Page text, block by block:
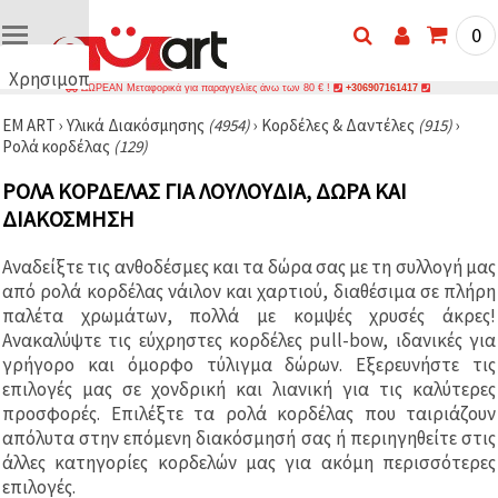
Χρησιμοποιούμε
🍪
Χρησιμοποιούμε
παρόμοιες
τεχνολογίες
για να
τη σωστή
λειτουργία
του
ιστότοπου,
βελτιώσουμε
την
εμπειρία
σας και, με
τη
συγκατάθεσή
σας, να
αναλύουμε
την
0
ΔΩΡΕΑΝ Μεταφορικά για παραγγελίες άνω των 80 € ! +306907161417
EM ART › Υλικά Διακόσμησης (4954)› Κορδέλες & Δαντέλες (915)›
Ρολά κορδέλας (129)
ΡΟΛΆ ΚΟΡΔΈΛΑΣ ΓΙΑ ΛΟΥΛΟΎΔΙΑ, ΔΏΡΑ ΚΑΙ
ΔΙΑΚΌΣΜΗΣΗ
Αναδείξτε τις ανθοδέσμες και τα δώρα σας με τη συλλογή μας
από ρολά κορδέλας νάιλον και χαρτιού, διαθέσιμα σε πλήρη
παλέτα χρωμάτων, πολλά με κομψές χρυσές άκρες!
Ανακαλύψτε τις εύχρηστες κορδέλες pull-bow, ιδανικές για
γρήγορο και όμορφο τύλιγμα δώρων. Εξερευνήστε τις
επιλογές μας σε χονδρική και λιανική για τις καλύτερες
προσφορές. Επιλέξτε τα ρολά κορδέλας που ταιριάζουν
απόλυτα στην επόμενη διακόσμησή σας ή περιηγηθείτε στις
άλλες κατηγορίες κορδελών μας για ακόμη περισσότερες
επιλογές.